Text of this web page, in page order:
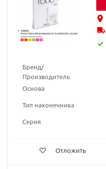
Бренд/
Производитель
Основа
Тип наконечника
Серия
Отложить